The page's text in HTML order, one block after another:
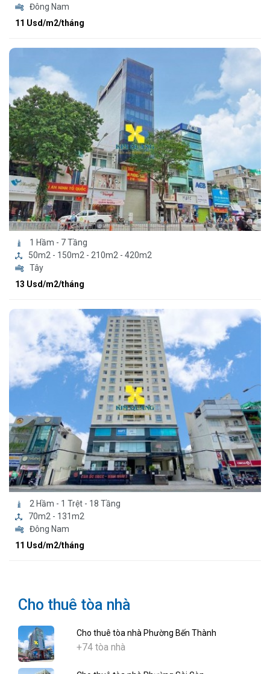
Đông Nam
11 Usd/m2/tháng
1 Hầm - 7 Tầng
50m2 - 150m2 - 210m2 - 420m2
Tây
13 Usd/m2/tháng
2 Hầm - 1 Trệt - 18 Tầng
70m2 - 131m2
Đông Nam
11 Usd/m2/tháng
Cho thuê tòa nhà
Cho thuê tòa nhà Phường Bến Thành
+74 tòa nhà